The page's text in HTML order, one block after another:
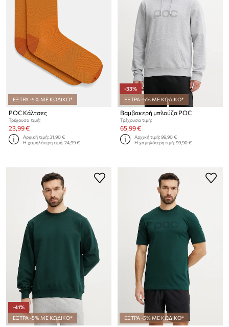
ΕΞΤΡΑ -5% ΜΕ ΚΩΔΙΚΟ*
POC Κάλτσες
Τρέχουσα τιμή:
23,99 €
Αρχική τιμή:31,90 €
Η χαμηλότερη τιμή:24,99 €
-33%
ΕΞΤΡΑ -5% ΜΕ ΚΩΔΙΚΟ*
Βαμβακερή μπλούζα POC
Τρέχουσα τιμή:
65,99 €
Αρχική τιμή:99,90 €
Η χαμηλότερη τιμή:99,90 €
-41%
ΕΞΤΡΑ -5% ΜΕ ΚΩΔΙΚΟ*
ΕΞΤΡΑ -5% ΜΕ ΚΩΔΙΚΟ*